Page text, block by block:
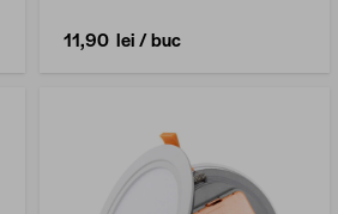
11,90 lei/ buc